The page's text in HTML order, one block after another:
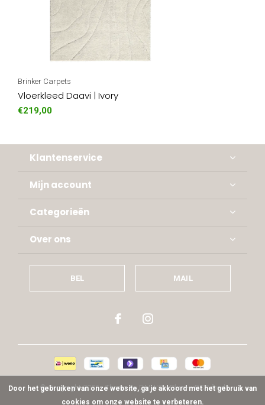
Brinker Carpets
Vloerkleed Daavi | Ivory
€219,00
Klantenservice
Mijn account
Categorieën
Over ons
BEL MAIL
© Copyright2026- Theme ByDMWSxPlus+ -RSS-feed
Door het gebruiken van onze website, ga je akkoord met het gebruik van
cookies om onze website te verbeteren.